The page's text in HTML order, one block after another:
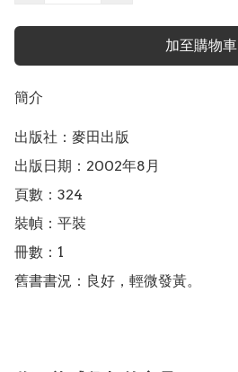
加至購物車
簡介
出版社：麥田出版
出版日期：2002年8月
頁數：324
裝幀：平裝
冊數：1
舊書書況：良好，輕微發黃。